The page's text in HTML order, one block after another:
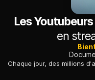
Les
en